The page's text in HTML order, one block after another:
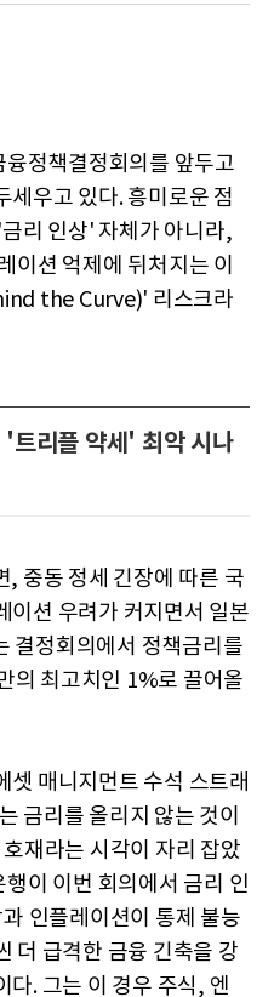
정책결정회의를 앞두고
세우고 있다. 흥미로운 점
리 인상' 자체가 아니라,
이션 억제에 뒤처지는 이
the Curve)' 리스크라
'트리플 약세' 최악 시나
, 중동 정세 긴장에 따른 국
이션 우려가 커지면서 일본
결정회의에서 정책금리를
의 최고치인 1%로 끌어올
셋 매니지먼트 수석 스트래
금리를 올리지 않는 것이
재라는 시각이 자리 잡았
이 이번 회의에서 금리 인
인플레이션이 통제 불능
더 급격한 금융 긴축을 강
다. 그는 이 경우 주식, 엔